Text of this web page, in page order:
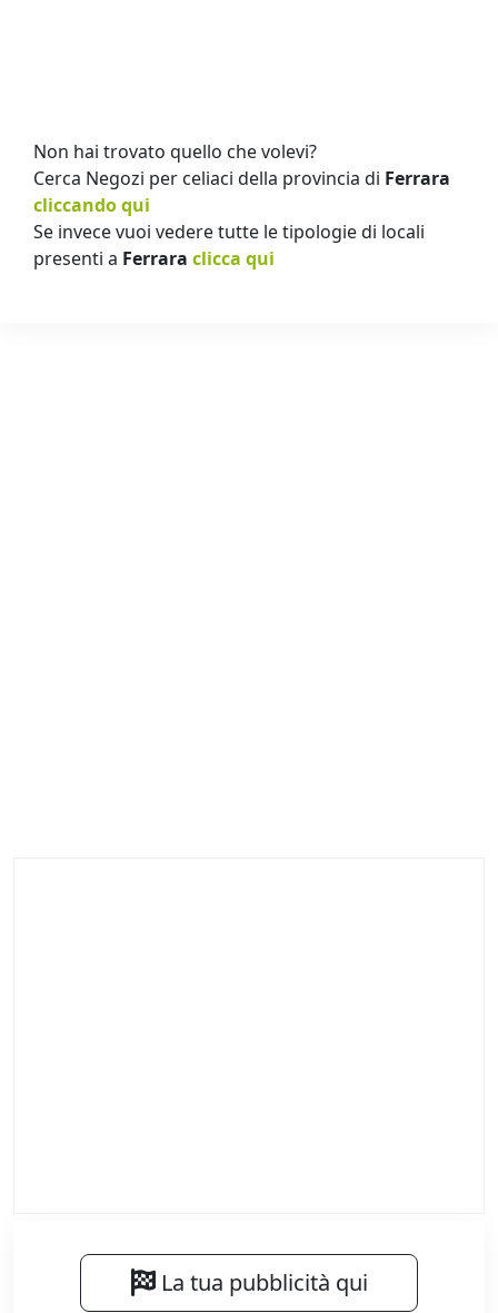
Non hai trovato quello che volevi?
Cerca Negozi per celiaci della provincia di Ferrara
cliccando qui
Se invece vuoi vedere tutte le tipologie di locali
presenti a Ferrara clicca qui
La tua pubblicità qui